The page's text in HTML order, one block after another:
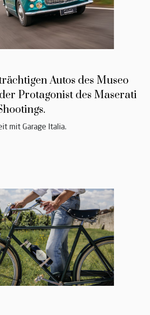
Autos des Museo
Protagonist des Maserati
mit Garage Italia.